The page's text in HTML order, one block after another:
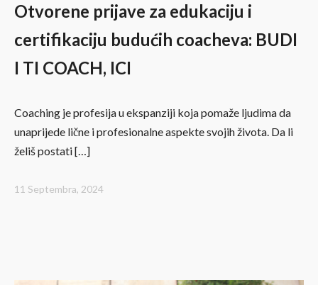
Otvorene prijave za edukaciju i
certifikaciju budućih coacheva: BUDI
I TI COACH, ICI
Coaching je profesija u ekspanziji koja pomaže ljudima da
unaprijede lične i profesionalne aspekte svojih života. Da li
želiš postati […]
11 Septembra, 2024